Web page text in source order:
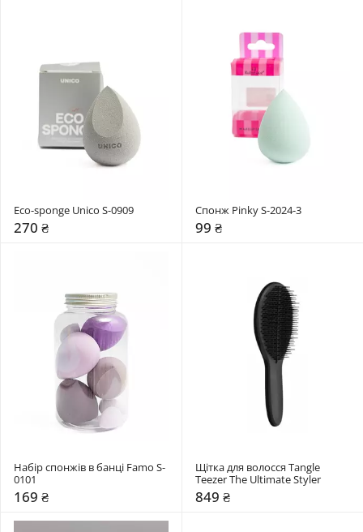
Eco-sponge Unico S-0909
270 ₴
Спонж Pinky S-2024-3
99 ₴
Набір спонжів в банці Famo S-
0101
169 ₴
Щітка для волосся Tangle
Teezer The Ultimate Styler
849 ₴